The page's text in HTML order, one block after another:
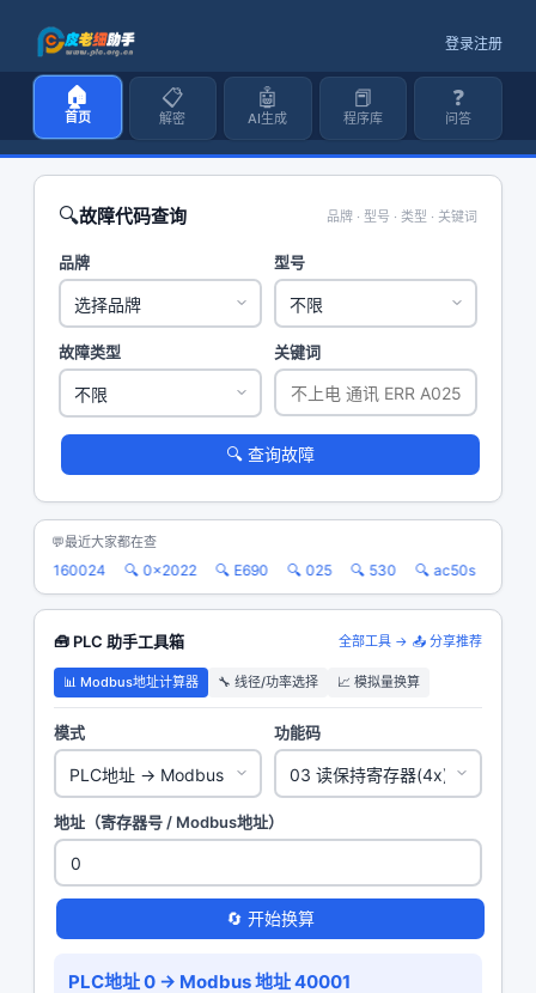
登录注册
🏠
首页
📋
解密
🤖
AI生成
📕
程序库
❓
问答
🔍故障代码查询 品牌 · 型号 · 类型 · 关键词
品牌 型号
故障类型 关键词
🔍 查询故障
💬最近大家都在查
🔍 160024 🔍 0x2022 🔍 E690 🔍 025 🔍 530 🔍 ac50s
🧰 PLC 助手工具箱 全部工具 → 📤 分享推荐
📊 Modbus地址计算器 🔧 线径/功率选择 📈 模拟量换算
模式 功能码
地址（寄存器号 / Modbus地址）
🔄 开始换算
PLC地址 0 → Modbus 地址40001